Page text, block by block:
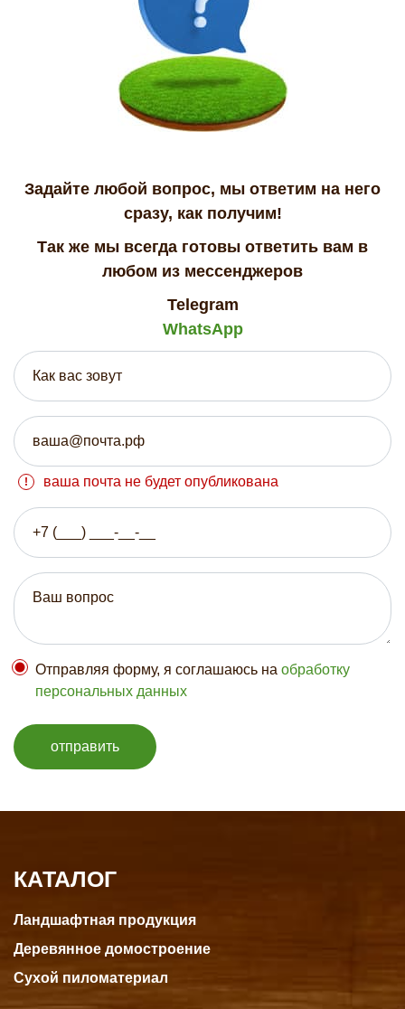
Задайте любой вопрос, мы ответим на него
сразу, как получим!
Так же мы всегда готовы ответить вам в
любом из мессенджеров
Telegram
WhatsApp
ваша почта не будет опубликована
Отправляя форму, я соглашаюсь на обработку
персональных данных
отправить
КАТАЛОГ
Ландшафтная продукция
Деревянное домостроение
Сухой пиломатериал